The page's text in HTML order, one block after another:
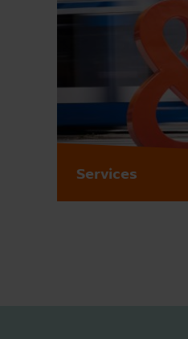
Services